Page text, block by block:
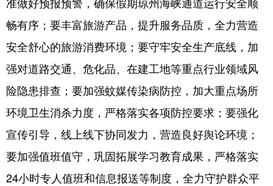
畅有序；要丰富旅游产品，提升服务品质，全力营造
安全舒心的旅游消费环境；要守牢安全生产底线，加
强对道路交通、危化品、在建工地等重点行业领域风
险隐患排查；要加强蚊媒传染病防控，加大重点场所
环境卫生消杀力度，严格落实各项防控要求；要强化
宣传引导，线上线下协同发力，营造良好舆论环境；
要加强值班值守，巩固拓展学习教育成果，严格落实
24小时专人值班和信息报送等制度，全力守护群众平